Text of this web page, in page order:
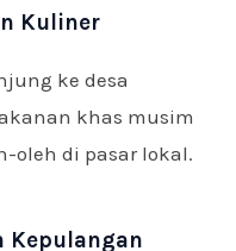
Kuliner
ke desa
khas musim
oleh di pasar lokal.
Kepulangan